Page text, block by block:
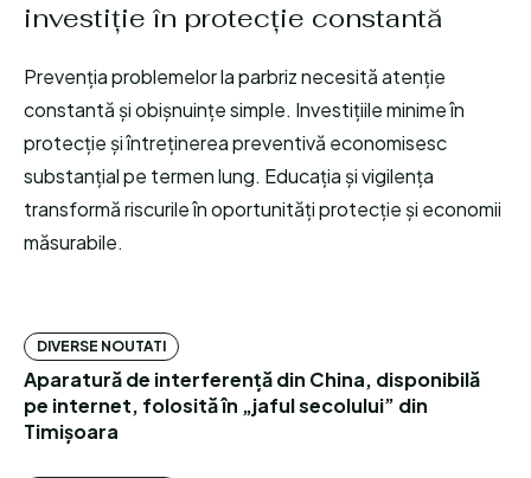
investiție în protecție constantă
Prevenția problemelor la parbriz necesită atenție
constantă și obișnuințe simple. Investițiile minime în
protecție și întreținerea preventivă economisesc
substanțial pe termen lung. Educația și vigilența
transformă riscurile în oportunități protecție și economii
măsurabile.
DIVERSE NOUTATI
Aparatură de interferență din China, disponibilă
pe internet, folosită în „jaful secolului” din
Timișoara